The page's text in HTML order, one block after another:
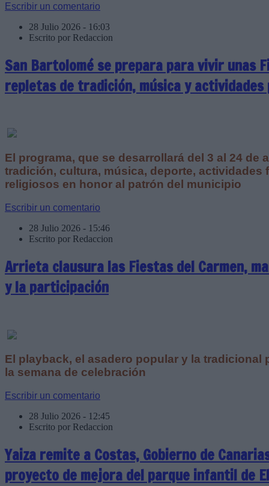
Escribir un comentario
28 Julio 2026 - 16:03
Escrito por Redaccion
San Bartolomé se prepara para vivir unas
repletas de tradición, música y
El programa, que se desarrollará del 3 al 24 de
tradición, cultura, música, deporte, actividades
religiosos en honor al patrón del municipio
Escribir un comentario
28 Julio 2026 - 15:46
Escrito por Redaccion
Arrieta clausura las Fiestas del Carmen,
y la participación
El playback, el asadero popular y la tradicional
la semana de celebración
Escribir un comentario
28 Julio 2026 - 12:45
Escrito por Redaccion
Yaiza remite a Costas, Gobierno de
proyecto de mejora del parque infantil de